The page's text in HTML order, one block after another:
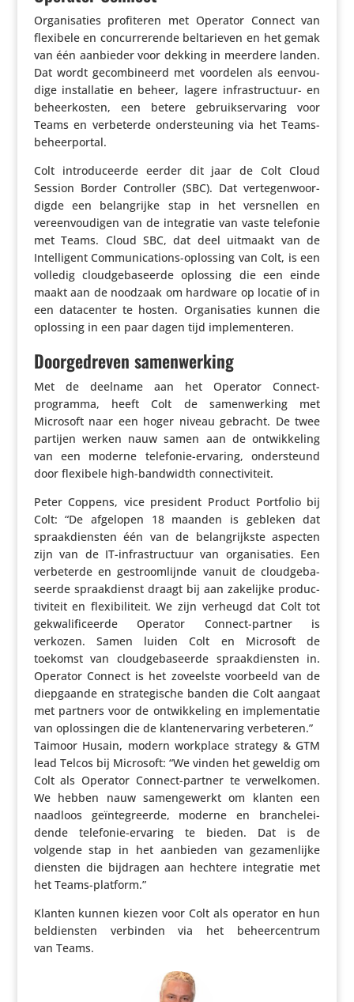
Orga­ni­sa­ties profi­teren met Operator Connect van
flexibele en concur­re­rende belta­rieven en het gemak
van één aanbieder voor dekking in meerdere landen.
Dat wordt gecom­bi­neerd met voordelen als eenvou­
dige instal­latie en beheer, lagere infra­struc­tuur- en
beheer­kosten, een betere gebruik­s­er­va­ring voor
Teams en verbe­terde onder­steu­ning via het Teams-
beheerportal.
Colt intro­du­ceerde eerder dit jaar de Colt Cloud
Session Border Controller (SBC). Dat verte­gen­woor­
digde een belang­rijke stap in het versnellen en
vereen­vou­digen van de inte­gratie van vaste telefonie
met Teams. Cloud SBC, dat deel uitmaakt van de
Intel­li­gent Commu­ni­ca­tions-oplossing van Colt, is een
volledig cloud­ge­ba­seerde oplossing die een einde
maakt aan de noodzaak om hardware op locatie of in
een data­center te hosten. Orga­ni­sa­ties kunnen die
oplossing in een paar dagen tijd implementeren.
Doorgedreven samenwerking
Met de deelname aan het Operator Connect-
programma, heeft Colt de samen­wer­king met
Microsoft naar een hoger niveau gebracht. De twee
partijen werken nauw samen aan de ontwik­ke­ling
van een moderne telefonie-ervaring, onder­steund
door flexibele high-bandwidth connectiviteit.
Peter Coppens, vice president Product Portfolio bij
Colt: “De afgelopen 18 maanden is gebleken dat
spraak­dien­sten één van de belang­rijkste aspecten
zijn van de IT-infra­struc­tuur van orga­ni­sa­ties. Een
verbe­terde en gestroom­lijnde vanuit de cloud­ge­ba­
seerde spraak­dienst draagt bij aan zakelijke produc­
ti­vi­teit en flexi­bi­li­teit. We zijn verheugd dat Colt tot
gekwa­li­fi­ceerde Operator Connect-partner is
verkozen. Samen luiden Colt en Microsoft de
toekomst van cloud­ge­ba­seerde spraak­dien­sten in.
Operator Connect is het zoveelste voorbeeld van de
diep­gaande en stra­te­gi­sche banden die Colt aangaat
met partners voor de ontwik­ke­ling en imple­men­tatie
van oplos­singen die de klan­ten­er­va­ring verbe­teren.”
Taimoor Husain, modern workplace strategy & GTM
lead Telcos bij Microsoft: “We vinden het geweldig om
Colt als Operator Connect-partner te verwel­komen.
We hebben nauw samen­ge­werkt om klanten een
naadloos geïn­te­greerde, moderne en bran­che­lei­
dende telefonie-ervaring te bieden. Dat is de
volgende stap in het aanbieden van geza­men­lijke
diensten die bijdragen aan hechtere inte­gratie met
het Teams-platform.”
Klanten kunnen kiezen voor Colt als operator en hun
beldien­sten verbinden via het beheer­cen­trum
van Teams.